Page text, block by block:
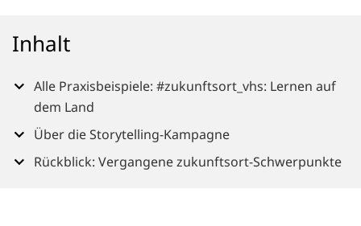
Inhalt
Alle Praxisbeispiele: #zukunftsort_vhs: Lernen auf
dem Land
Über die Storytelling-Kampagne
Rückblick: Vergangene zukunftsort-Schwerpunkte